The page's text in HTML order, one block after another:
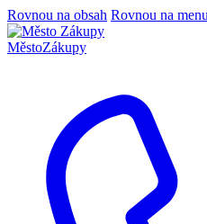
Rovnou na obsah Rovnou na menu
MěstoZákupy